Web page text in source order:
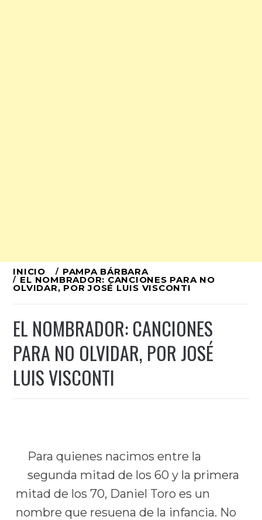
Ir
al
INICIO PAMPA BÁRBARA
EL NOMBRADOR: CANCIONES PARA NO
OLVIDAR, POR JOSÉ LUIS VISCONTI
EL NOMBRADOR: CANCIONES
PARA NO OLVIDAR, POR JOSÉ
LUIS VISCONTI
Para quienes nacimos entre la
segunda mitad de los 60 y la primera
mitad de los 70, Daniel Toro es un
nombre que resuena de la infancia. No